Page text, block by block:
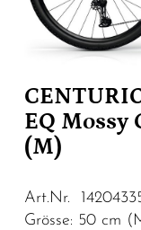
EQ Mossy
(M)
Art.Nr.
Grösse: 50 cm